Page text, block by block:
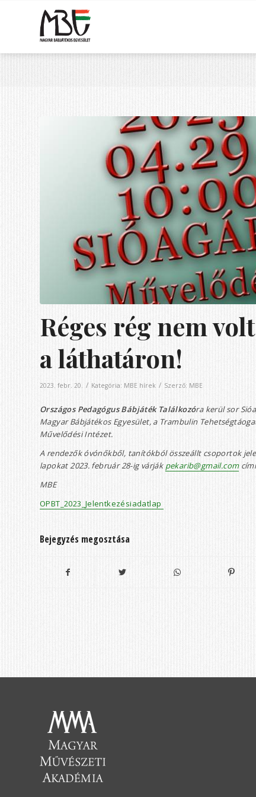
Réges rég nem
a láthatáron!
2023. febr. 20. / Kategória: MBE hírek / Szerző: MBE
Országos Pedagógus Bábjáték Találkozóra kerül sor
Magyar Bábjátékos Egyesület, a Trambulin
Művelődési Intézet.
A rendezők óvónőkből, tanítókból összeállt csoportok
lapokat 2023. február 28-ig várják pekarib@gmail.com
MBE
OPBT_2023_Jelentkezésiadatlap
Bejegyzés megosztása